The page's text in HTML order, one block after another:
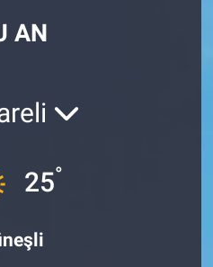
AN
25°